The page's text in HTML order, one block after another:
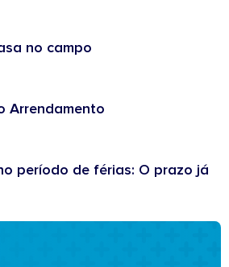
no campo
Arrendamento
período de férias: O prazo já